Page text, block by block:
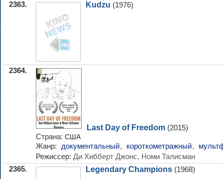
2363. Kudzu (1976)
2364.
Last Day of Freedom (2015)
Страна: США
Жанр: документальный, короткометражный,
Режиссер: Ди Хибберт Джонс, Номи Талисман
2365. Legendary Champions (1968)